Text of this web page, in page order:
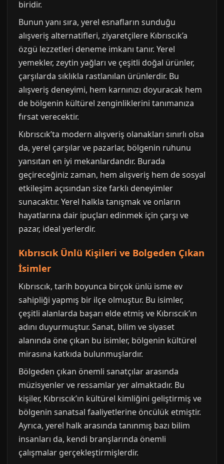
biridir.
Bunun yanı sıra, yerel esnafların sunduğu
alışveriş alternatifleri, ziyaretçilere Kıbrıscık’a
özgü lezzetleri deneme imkanı tanır. Yerel
yemekler, zeytin yağları ve çeşitli doğal ürünler,
çarşılarda sıklıkla rastlanılan ürünlerdir. Bu
alışveriş deneyimi, hem karnınızı doyuracak hem
de bölgenin kültürel zenginliklerini tanımanıza
fırsat verecektir.
Kıbrıscık’ta modern alışveriş olanakları sınırlı olsa
da, yerel çarşılar ve pazarlar, bölgenin ruhunu
yansıtan en iyi mekanlardandır. Burada
geçireceğiniz zaman, hem alışveriş hem de sosyal
etkileşim açısından size farklı deneyimler
sunacaktır. Yerel halkla tanışmak ve onların
hayatlarına dair ipuçları edinmek için çarşı ve
pazar, ideal yerlerdir.
Kıbrıscık Ünlü Kişileri ve Bolgeden Çıkan
İsimler
Kıbrıscık, tarih boyunca birçok ünlü isme ev
sahipliği yapmış bir ilçe olmuştur. Bu isimler,
çeşitli alanlarda başarı elde etmiş ve Kıbrıscık’ın
adını duyurmuştur. Sanat, bilim ve siyaset
alanında öne çıkan bu isimler, bölgenin kültürel
mirasına katkıda bulunmuşlardır.
Bölgeden çıkan önemli sanatçılar arasında
müzisyenler ve ressamlar yer almaktadır. Bu
kişiler, Kıbrıscık’ın kültürel kimliğini geliştirmiş ve
bölgenin sanatsal faaliyetlerine öncülük etmiştir.
Ayrıca, yerel halk arasında tanınmış bazı bilim
insanları da, kendi branşlarında önemli
çalışmalar gerçekleştirmişlerdir.